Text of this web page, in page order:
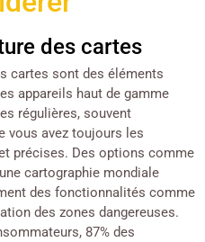
des cartes
cartes sont des éléments
appareils haut de gamme
régulières, souvent
vous avez toujours les
précises. Des options comme
cartographie mondiale
des fonctionnalités comme
des zones dangereuses.
87% des